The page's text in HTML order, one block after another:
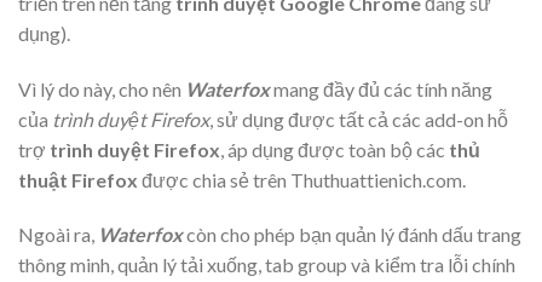
dụng).
Vì lý do này, cho nên Waterfoxmang đầy đủ các tính năng
của trình duyệt Firefox, sử dụng được tất cả các add-on hỗ
trợ trình duyệt Firefox , áp dụng được toàn bộ các thủ
thuật Firefox được chia sẻ trên Thuthuattienich.com.
Ngoài ra, Waterfoxcòn cho phép bạn quản lý đánh dấu trang
thông minh, quản lý tải xuống, tab group và kiểm tra lỗi chính